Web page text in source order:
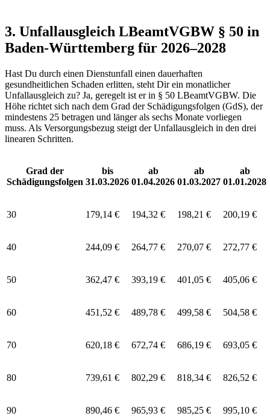
3. Unfallausgleich LBeamtVGBW § 50 in
Baden-Württemberg für 2026–2028
Hast Du durch einen Dienstunfall einen dauerhaften
gesundheitlichen Schaden erlitten, steht Dir ein monatlicher
Unfallausgleich zu? Ja, geregelt ist er in § 50 LBeamtVGBW. Die
Höhe richtet sich nach dem Grad der Schädigungsfolgen (GdS), der
mindestens 25 betragen und länger als sechs Monate vorliegen
muss. Als Versorgungsbezug steigt der Unfallausgleich in den drei
linearen Schritten.
Grad der
Schädigungsfolgen
bis
31.03.2026
ab
01.04.2026
ab
01.03.2027
ab
01.01.2028
30 179,14 € 194,32 € 198,21 € 200,19 €
40 244,09 € 264,77 € 270,07 € 272,77 €
50 362,47 € 393,19 € 401,05 € 405,06 €
60 451,52 € 489,78 € 499,58 € 504,58 €
70 620,18 € 672,74 € 686,19 € 693,05 €
80 739,61 € 802,29 € 818,34 € 826,52 €
90 890,46 € 965,93 € 985,25 € 995,10 €